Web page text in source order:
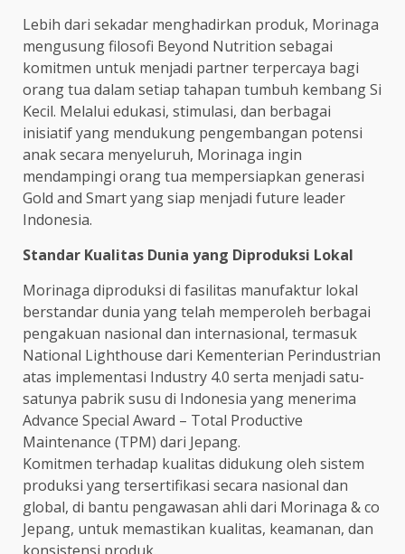
Lebih dari sekadar menghadirkan produk, Morinaga
mengusung filosofi Beyond Nutrition sebagai
komitmen untuk menjadi partner terpercaya bagi
orang tua dalam setiap tahapan tumbuh kembang Si
Kecil. Melalui edukasi, stimulasi, dan berbagai
inisiatif yang mendukung pengembangan potensi
anak secara menyeluruh, Morinaga ingin
mendampingi orang tua mempersiapkan generasi
Gold and Smart yang siap menjadi future leader
Indonesia.
Standar Kualitas Dunia yang Diproduksi Lokal
Morinaga diproduksi di fasilitas manufaktur lokal
berstandar dunia yang telah memperoleh berbagai
pengakuan nasional dan internasional, termasuk
National Lighthouse dari Kementerian Perindustrian
atas implementasi Industry 4.0 serta menjadi satu-
satunya pabrik susu di Indonesia yang menerima
Advance Special Award – Total Productive
Maintenance (TPM) dari Jepang.
Komitmen terhadap kualitas didukung oleh sistem
produksi yang tersertifikasi secara nasional dan
global, di bantu pengawasan ahli dari Morinaga & co
Jepang, untuk memastikan kualitas, keamanan, dan